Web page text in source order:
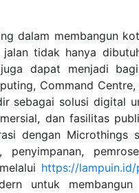
dalam membangun
tidak hanya
dapat menjadi
Command
sebagai solusi digital
dan fasilitas
dengan Microthings
https://
untuk